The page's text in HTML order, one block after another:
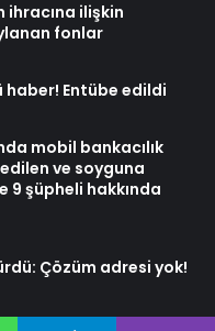
ihracına ilişkin
fonlar
haber! Entübe edildi
mobil bankacılık
ve soyguna
9 şüpheli hakkında
Çözüm adresi yok!